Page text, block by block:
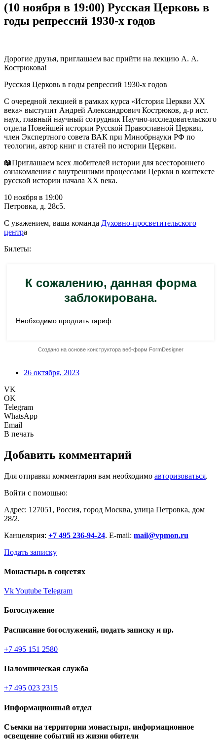
(10 ноября в 19:00) Русская Церковь в
годы репрессий 1930-х годов
Дорогие друзья, приглашаем вас прийти на лекцию А. А.
Кострюкова!
Русская Церковь в годы репрессий 1930-х годов
С очередной лекцией в рамках курса «История Церкви XX
века» выступит Андрей Александрович Кострюков, д-р ист.
наук, главный научный сотрудник Научно-исследовательского
отдела Новейшей истории Русской Православной Церкви,
член Экспертного совета ВАК при Минобрнауки РФ по
теологии, автор книг и статей по истории Церкви.
📖Приглашаем всех любителей истории для всестороннего
ознакомления с внутренними процессами Церкви в контексте
русской истории начала XX века.
10 ноября в 19:00
Петровка, д. 28с5.
С уважением, ваша команда Духовно-просветительского
центра
Билеты:
26 октября, 2023
VK
OK
Telegram
WhatsApp
Email
В печать
Добавить комментарий
Для отправки комментария вам необходимо авторизоваться.
Войти с помощью:
Адрес: 127051, Россия, город Москва, улица Петровка, дом
28/2.
Канцелярия: +7 495 236-94-24. E-mail: mail@vpmon.ru
Подать записку
Монастырь в соцсетях
VkYoutube Telegram
Богослужение
Расписание богослужений, подать записку и пр.
+7 495 151 2580
Паломническая служба
+7 495 023 2315
Информационный отдел
Съемки на территории монастыря, информационное
освещение событий из жизни обители